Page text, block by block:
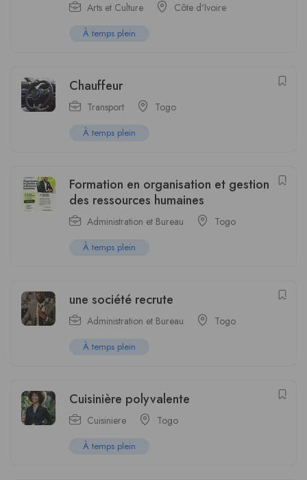
Arts et Culture Côte d'Ivoire
À temps plein
Chauffeur
Transport Togo
À temps plein
Formation en organisation et gestion
des ressources humaines
Administration et Bureau Togo
À temps plein
une société recrute
Administration et Bureau Togo
À temps plein
Cuisinière polyvalente
Cuisiniere Togo
À temps plein